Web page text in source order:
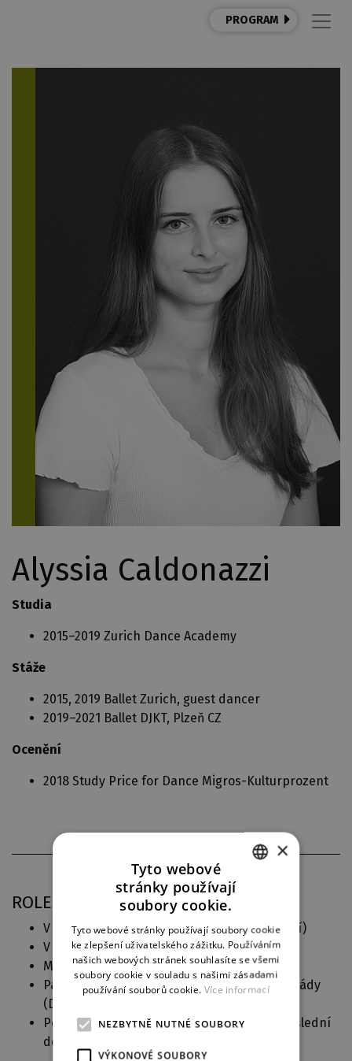
PROGRAM
Alyssia Caldonazzi
Studia
2015–2019 Zurich Dance Academy
Stáže
2015, 2019 Ballet Zurich, guest dancer
2019–2021 Ballet DJKT, Plzeň CZ
Ocenění
2018 Study Price for Dance Migros-Kulturprozent
ROLE V DJKT
V dalších rolích (Edith - vrabčák z předměstí)
V dalších rolích (Ferdinand a Filipína)
Modest, bratr (Čajkovský )
Pas de deux entrance, Seguidilla, Cikáni, Dryády
(Don Quijote
Polonéza, Double Anastázie (Anastázie - poslední
dcera cara
GERMAN
×
Tyto webové
stránky používají
soubory cookie.
Tyto webové stránky používají soubory cookie
ke zlepšení uživatelského zážitku. Používáním
našich webových stránek souhlasíte se všemi
soubory cookie v souladu s našimi zásadami
používání souborů cookie. Více informací
NEZBYTNĚ NUTNÉ SOUBORY
VÝKONOVÉ SOUBORY